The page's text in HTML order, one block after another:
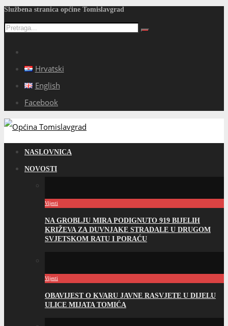
Službena stranica općine Tomislavgrad
Hrvatski
English
Facebook
NASLOVNICA
NOVOSTI
Vijesti
NA GROBLJU MIRA PODIGNUTO 919 BIJELIH
KRIŽEVA ZA DUVNJAKE STRADALE U DRUGOM
SVJETSKOM RATU I PORAĆU
Vijesti
OBAVIJEST O KVARU JAVNE RASVJETE U DIJELU
ULICE MIJATA TOMIĆA